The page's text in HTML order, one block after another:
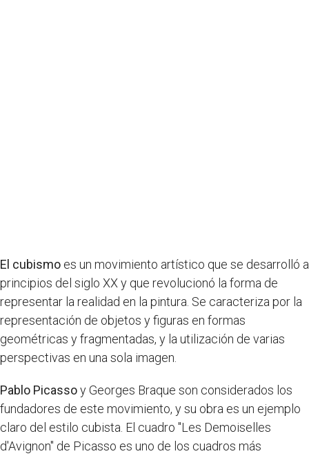
El cubismo es un movimiento artístico que se desarrolló a
principios del siglo XX y que revolucionó la forma de
representar la realidad en la pintura. Se caracteriza por la
representación de objetos y figuras en formas
geométricas y fragmentadas, y la utilización de varias
perspectivas en una sola imagen.
Pablo Picassoy Georges Braque son considerados los
fundadores de este movimiento, y su obra es un ejemplo
claro del estilo cubista. El cuadro "Les Demoiselles
d'Avignon" de Picasso es uno de los cuadros más